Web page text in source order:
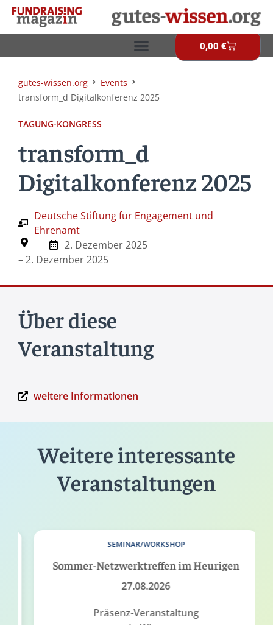
Zum
Inhalt
springen
0,00 €
gutes-wissen.org
Events
transform_d Digitalkonferenz 2025
TAGUNG-KONGRESS
transform_d
Digitalkonferenz 2025
Deutsche Stiftung für Engagement und
Ehrenamt
2. Dezember 2025
– 2. Dezember 2025
Über diese
Veranstaltung
weitere Informationen
Weitere interessante
Veranstaltungen
SEMINAR/WORKSHOP
Sommer-Netzwerktreffen im Heurigen
27.08.2026
Präsenz-Veranstaltung